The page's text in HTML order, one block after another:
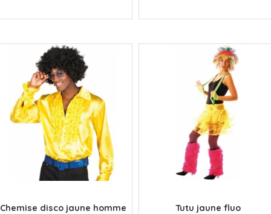
Chemise disco jaune homme Tutu jaune fluo